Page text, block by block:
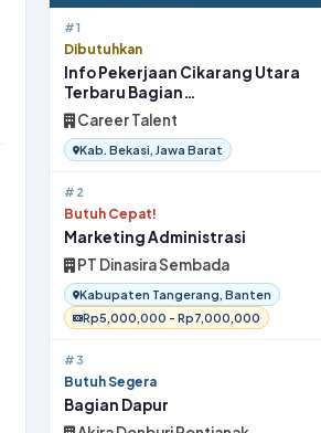
#1
Dibutuhkan
Info Pekerjaan Cikarang Utara
Terbaru Bagian
OperatorProduksi 2026
Career Talent
Kab. Bekasi, Jawa Barat
#2
Butuh Cepat!
Marketing Administrasi
PT Dinasira Sembada
Kabupaten Tangerang, Banten
Rp5,000,000 - Rp7,000,000
#3
Butuh Segera
Bagian Dapur